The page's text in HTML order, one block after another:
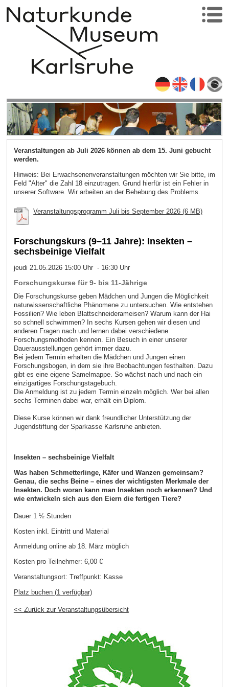
Veranstaltungen ab Juli 2026 können ab dem 15. Juni gebucht
werden.
Hinweis: Bei Erwachsenenveranstaltungen möchten wir Sie bitte, im
Feld "Alter" die Zahl 18 einzutragen. Grund hierfür ist ein Fehler in
unserer Software. Wir arbeiten an der Behebung des Problems.
Veranstaltungsprogramm Juli bis September 2026 (6 MB)
Forschungskurs (9–11 Jahre): Insekten –
sechsbeinige Vielfalt
jeudi 21.05.2026 15:00 Uhr - 16:30 Uhr
Forschungskurse für 9- bis 11-Jährige
Die Forschungskurse geben Mädchen und Jungen die Möglichkeit
naturwissenschaftliche Phänomene zu untersuchen. Wie entstehen
Fossilien? Wie leben Blattschneiderameisen? Warum kann der Hai
so schnell schwimmen? In sechs Kursen gehen wir diesen und
anderen Fragen nach und lernen dabei verschiedene
Forschungsmethoden kennen. Ein Besuch in einer unserer
Dauerausstellungen gehört immer dazu.
Bei jedem Termin erhalten die Mädchen und Jungen einen
Forschungsbogen, in dem sie ihre Beobachtungen festhalten. Dazu
gibt es eine eigene Samelmappe. So wächst nach und nach ein
einzigartiges Forschungstagebuch.
Die Anmeldung ist zu jedem Termin einzeln möglich. Wer bei allen
sechs Terminen dabei war, erhält ein Diplom.
Diese Kurse können wir dank freundlicher Unterstützung der
Jugendstiftung der Sparkasse Karlsruhe anbieten.
Insekten – sechsbeinige Vielfalt
Was haben Schmetterlinge, Käfer und Wanzen gemeinsam?
Genau, die sechs Beine – eines der wichtigsten Merkmale der
Insekten. Doch woran kann man Insekten noch erkennen? Und
wie entwickeln sich aus den Eiern die fertigen Tiere?
Dauer 1 ½ Stunden
Kosten inkl. Eintritt und Material
Anmeldung online ab 18. März möglich
Kosten pro Teilnehmer: 6,00 €
Veranstaltungsort: Treffpunkt: Kasse
Platz buchen (1 verfügbar)
<< Zurück zur Veranstaltungsübersicht